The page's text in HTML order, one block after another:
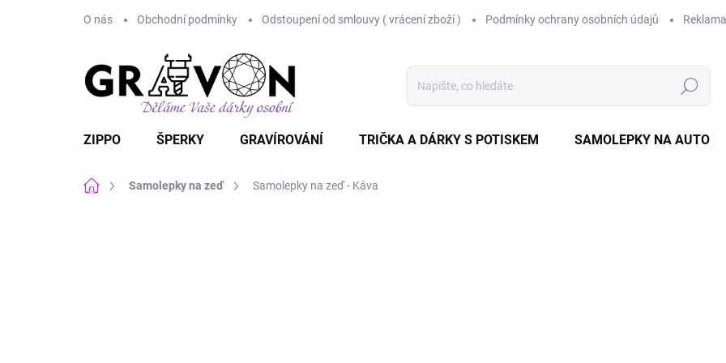
O nás Obchodní podmínky Odstoupení od smlouvy ( vrácení zboží ) Podmínky ochrany osobních údajů
Hledat
ZIPPO ŠPERKY GRAVÍROVÁNÍ TRIČKA A DÁRKY S POTISKEM SAMOLEPKY NA AUTO
Domů Samolepky na zeď Samolepky na zeď - Káva